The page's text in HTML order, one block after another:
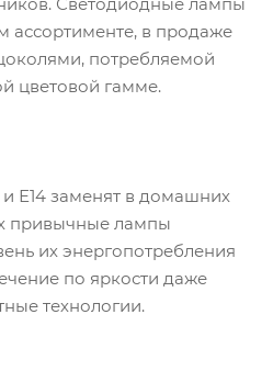
ассортименте, в продаже
потребляемой
цветовой гамме.
Е14 заменят в домашних
привычные лампы
их энергопотребления
по яркости даже
технологии.